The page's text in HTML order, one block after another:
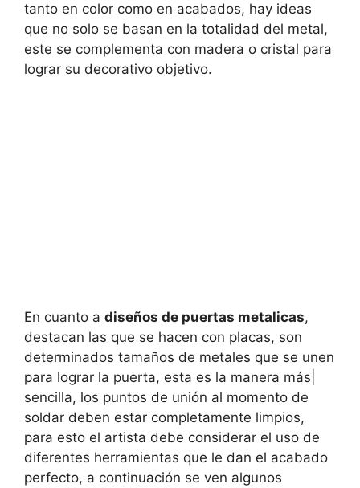
tanto en color como en acabados, hay ideas
que no solo se basan en la totalidad del metal,
este se complementa con madera o cristal para
lograr su decorativo objetivo.
En cuanto a diseños de puertas metalicas,
destacan las que se hacen con placas, son
determinados tamaños de metales que se unen
para lograr la puerta, esta es la manera más|
sencilla, los puntos de unión al momento de
soldar deben estar completamente limpios,
para esto el artista debe considerar el uso de
diferentes herramientas que le dan el acabado
perfecto, a continuación se ven algunos